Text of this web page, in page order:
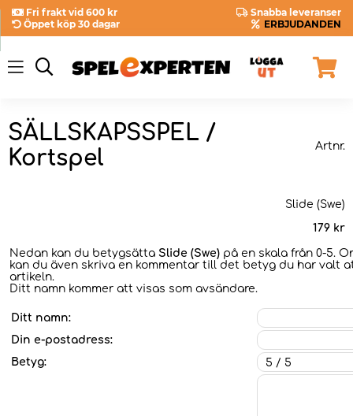
Fri frakt vid 600 kr
Snabba leveranser
Öppet köp 30 dagar
ERBJUDANDEN
SÄLLSKAPSSPEL /
Kortspel
Artnr.
Slide (Swe)
179 kr
Nedan kan du betygsätta Slide (Swe) på en skala från 0-5.
kan du även skriva en kommentar till det betyg du har valt
artikeln.
Ditt namn kommer att visas som avsändare.
Ditt namn:
Din e-postadress:
Betyg: